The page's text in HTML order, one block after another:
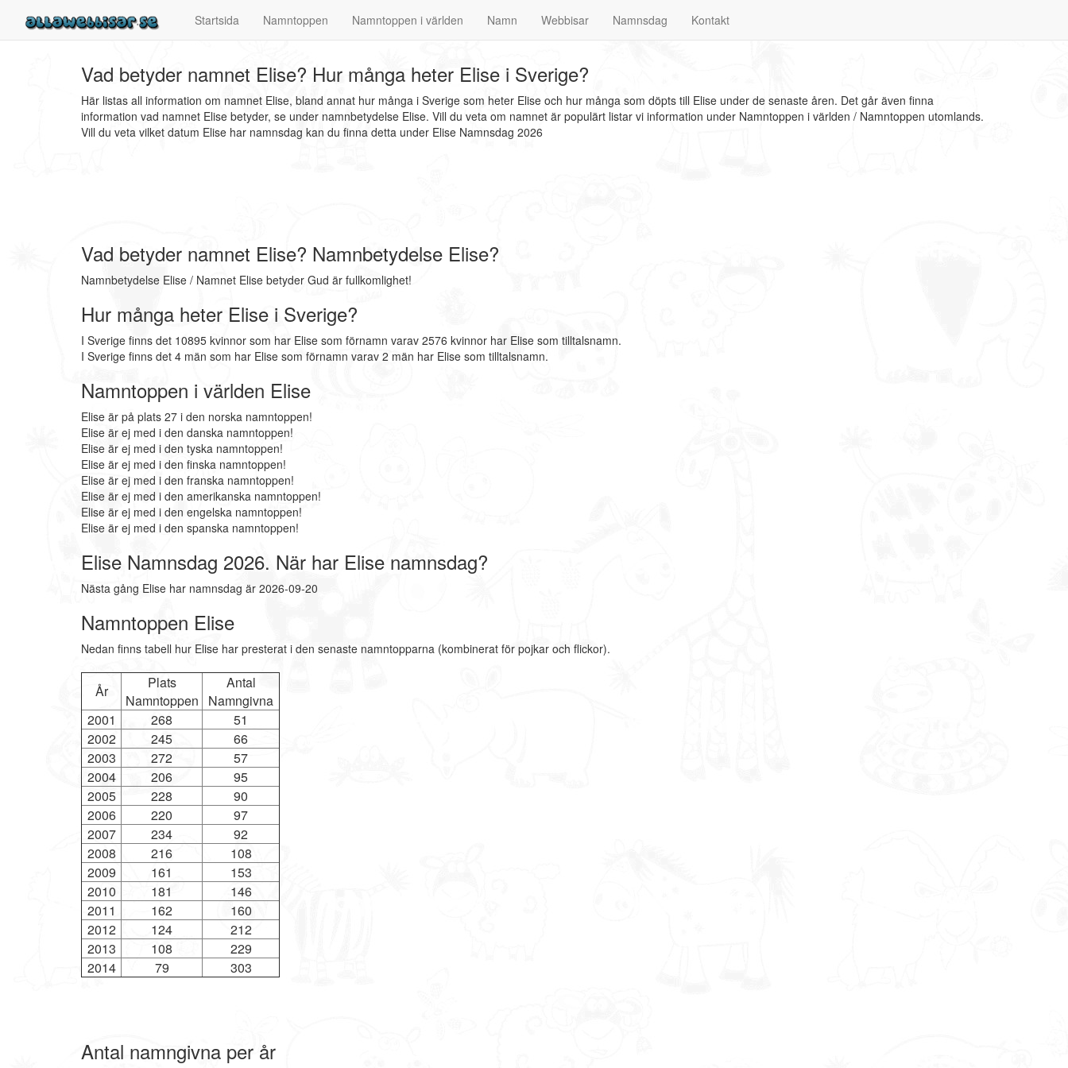
Startsida Namntoppen Namntoppen i världen Namn Webbisar Namnsdag Kontakt
Vad betyder namnet Elise? Hur många heter Elise i Sverige?
Här listas all information om namnet Elise, bland annat hur många i Sverige som heter Elise och hur många som döpts till Elise under de senaste åren. Det går även finna
information vad namnet Elise betyder, se under namnbetydelse Elise. Vill du veta om namnet är populärt listar vi information under Namntoppen i världen / Namntoppen utomlands.
Vill du veta vilket datum Elise har namnsdag kan du finna detta under Elise Namnsdag 2026
Vad betyder namnet Elise? Namnbetydelse Elise?
Namnbetydelse Elise / Namnet Elise betyder Gud är fullkomlighet!
Hur många heter Elise i Sverige?
I Sverige finns det 10895 kvinnor som har Elise som förnamn varav 2576 kvinnor har Elise som tilltalsnamn.
I Sverige finns det 4 män som har Elise som förnamn varav 2 män har Elise som tilltalsnamn.
Namntoppen i världen Elise
Elise är på plats 27 i den norska namntoppen!
Elise är ej med i den danska namntoppen!
Elise är ej med i den tyska namntoppen!
Elise är ej med i den finska namntoppen!
Elise är ej med i den franska namntoppen!
Elise är ej med i den amerikanska namntoppen!
Elise är ej med i den engelska namntoppen!
Elise är ej med i den spanska namntoppen!
Elise Namnsdag 2026. När har Elise namnsdag?
Nästa gång Elise har namnsdag är 2026-09-20
Namntoppen Elise
Nedan finns tabell hur Elise har presterat i den senaste namntopparna (kombinerat för pojkar och flickor).
År
Plats
Namntoppen
Antal
Namngivna
2001
268
51
2002
245
66
2003
272
57
2004
206
95
2005
228
90
2006
220
97
2007
234
92
2008
216
108
2009
161
153
2010
181
146
2011
162
160
2012
124
212
2013
108
229
2014
79 303
Antal namngivna per år